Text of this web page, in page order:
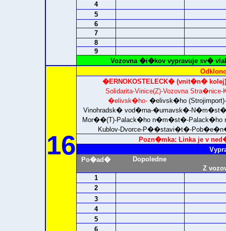
4
5
6
7
8
9
Vozovna �i�kov vypravuje sv�
16
�ERNOKOSTELECK� (vnit�n�
Solidarita-Vinice(Z)-Vozovna
�elivsk�ho- �elivsk�ho
Vinohradsk� vod�rna-�umavsk�-
Mor��(T)-Palack�ho n�m�st�-
Kublov-Dvorce-P��stavi�t�-
Pozn�mka: Linka je v
Po�ad�
Dopoledne
Z
1
2
3
4
5
6